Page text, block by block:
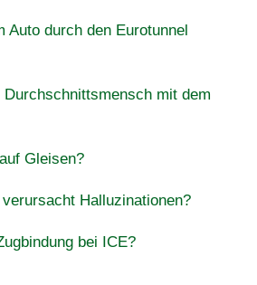
Auto durch den Eurotunnel
mit dem
Gleisen?
Halluzinationen?
bei ICE?